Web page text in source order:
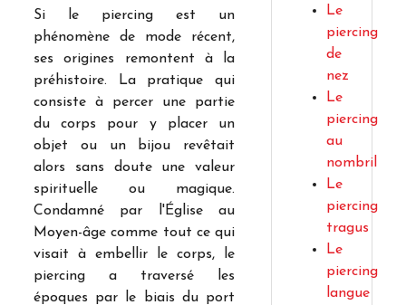
Le
piercing
de
nez
Le
piercing
au
nombril
Le
piercing
tragus
Le
piercing
langue
Si le piercing est un
phénomène de mode récent,
ses origines remontent à la
préhistoire. La pratique qui
consiste à percer une partie
du corps pour y placer un
objet ou un bijou revêtait
alors sans doute une valeur
spirituelle ou magique.
Condamné par l'Église au
Moyen-âge comme tout ce qui
visait à embellir le corps, le
piercing a traversé les
époques par le biais du port